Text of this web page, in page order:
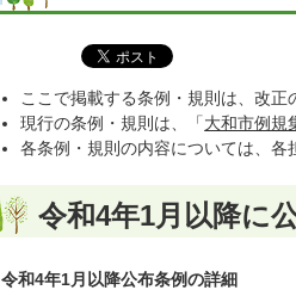
ここで掲載する条例・規則は、改正
現行の条例・規則は、「大和市例規
各条例・規則の内容については、各
令和4年1月以降に
令和4年1月以降公布条例の詳細